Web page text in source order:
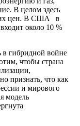
В целом здесь
цен. В США в
около 10 %
в гибридной войне
чтобы страна
признать, что как
и мирового
модель